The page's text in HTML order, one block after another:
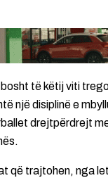
të këtij viti
një disiplinë e
drejtpërdrejt
që trajtohen, nga